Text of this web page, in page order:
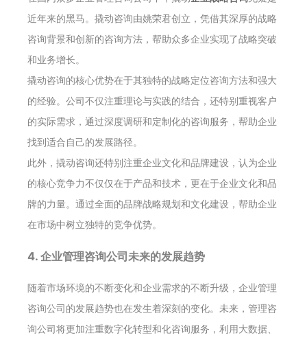
近年来的黑马。撬动咨询由姚荣君创立，凭借其深厚的战略
咨询背景和创新的咨询方法，帮助众多企业实现了战略突破
和业务增长。
撬动咨询的核心优势在于其独特的战略定位咨询方法和强大
的经验。公司不仅注重理论与实践的结合，还特别重视客户
的实际需求，通过深度调研和定制化的咨询服务，帮助企业
找到适合自己的发展路径。
此外，撬动咨询还特别注重企业文化和品牌建设，认为企业
的核心竞争力不仅仅在于产品和技术，更在于企业文化和品
牌的力量。通过全面的品牌战略规划和文化建设，帮助企业
在市场中树立独特的竞争优势。
4. 企业管理咨询公司未来的发展趋势
随着市场环境的不断变化和企业需求的不断升级，企业管理
咨询公司的发展趋势也在发生着深刻的变化。未来，管理咨
询公司将更加注重数字化转型和化咨询服务，利用大数据、